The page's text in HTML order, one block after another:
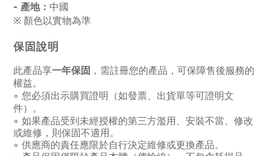
- 產地： 中國
※ 顏色以實物為準
保固說明
此產品享一年保固 ， 需註冊您的產品，可保障售後服務的
權益。
◦ 您必須出示購買證明 （如發票、出貨單等可證明文
件） 。
◦ 如果產品受到未經授權的第三方濫用、安裝不當、修改
或維修，則保固不適用。
◦ 供應商的責任應限於自行決定維修或更換產品。